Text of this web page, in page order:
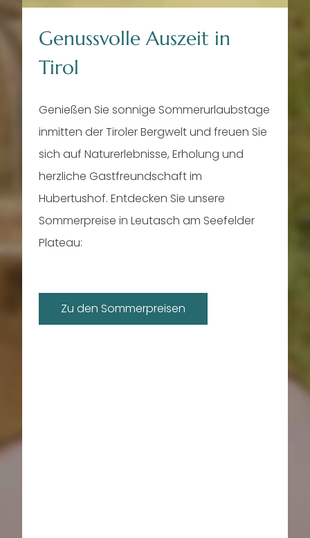
Genussvolle Auszeit in
Tirol
Genießen Sie sonnige Sommerurlaubstage
inmitten der Tiroler Bergwelt und freuen Sie
sich auf Naturerlebnisse, Erholung und
herzliche Gastfreundschaft im
Hubertushof. Entdecken Sie unsere
Sommerpreise in Leutasch am Seefelder
Plateau:
Zu den Sommerpreisen